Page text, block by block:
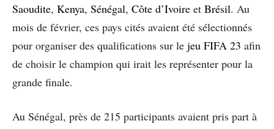
Saoudite, Kenya, Sénégal, Côte d’Ivoire et Brésil. Au
mois de février, ces pays cités avaient été sélectionnés
pour organiser des qualifications sur le jeu FIFA 23 afin
de choisir le champion qui irait les représenter pour la
grande finale.
Au Sénégal, près de 215 participants avaient pris part à